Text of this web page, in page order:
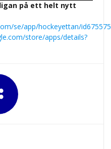
ligan på ett helt nytt
se/app/hockeyettan/
store/apps/details?